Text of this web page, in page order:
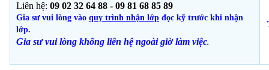
Liên hệ: 09 02 32 64 88 - 09 81 68 85 89
Gia sư vui lòng vào quy trình nhận lớp đọc kỹ trước khi nhận
lớp.
Gia sư vui lòng không liên hệ ngoài giờlàm việc.